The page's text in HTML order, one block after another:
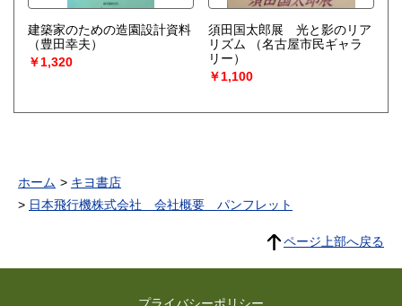
建築家のための造園設計資料
（豊田幸夫）
￥1,320
須田国太郎展 光と影のリア
リズム
（名古屋市民ギャラ
リー）
￥1,100
ホーム
キヨ書店
日本飛行機株式会社 会社概要 パンフレット
ページ上部へ戻る